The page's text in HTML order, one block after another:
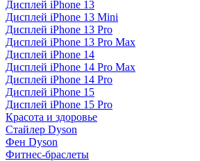
Дисплей iPhone 13
Дисплей iPhone 13 Mini
Дисплей iPhone 13 Pro
Дисплей iPhone 13 Pro Max
Дисплей iPhone 14
Дисплей iPhone 14 Pro Max
Дисплей iPhone 14 Pro
Дисплей iPhone 15
Дисплей iPhone 15 Pro
Красота и здоровье
Стайлер Dyson
Фен Dyson
Фитнес-браслеты